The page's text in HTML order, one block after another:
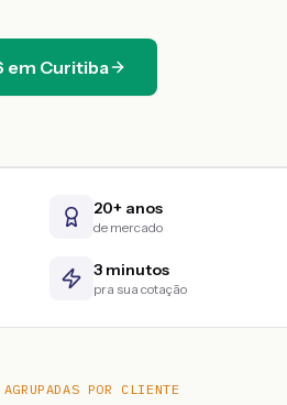
em Curitiba
20+ anos
de mercado
3 minutos
pra sua cotação
POR CLIENTE